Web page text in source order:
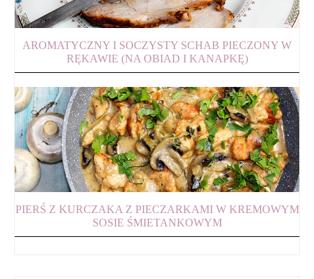
AROMATYCZNY I SOCZYSTY SCHAB PIECZONY W
RĘKAWIE (NA OBIAD I KANAPKĘ)
PIERŚ Z KURCZAKA Z PIECZARKAMI W KREMOWYM
SOSIE ŚMIETANKOWYM